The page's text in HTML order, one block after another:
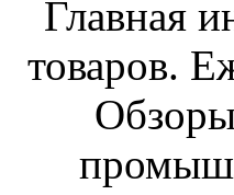
Главная
товаров.